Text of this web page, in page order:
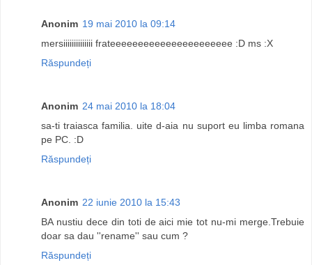
Anonim 19 mai 2010 la 09:14
mersiiiiiiiiiiiiii frateeeeeeeeeeeeeeeeeeeeee :D ms :X
Răspundeți
Anonim 24 mai 2010 la 18:04
sa-ti traiasca familia. uite d-aia nu suport eu limba romana
pe PC. :D
Răspundeți
Anonim 22 iunie 2010 la 15:43
BA nustiu dece din toti de aici mie tot nu-mi merge.Trebuie
doar sa dau ''rename'' sau cum ?
Răspundeți